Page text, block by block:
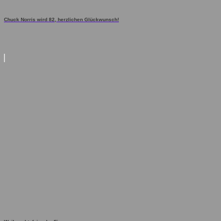
Chuck Norris wird 82, herzlichen Glückwunsch!